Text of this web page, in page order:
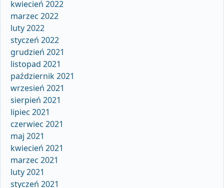
kwiecień 2022
marzec 2022
luty 2022
styczeń 2022
grudzień 2021
listopad 2021
październik 2021
wrzesień 2021
sierpień 2021
lipiec 2021
czerwiec 2021
maj 2021
kwiecień 2021
marzec 2021
luty 2021
styczeń 2021